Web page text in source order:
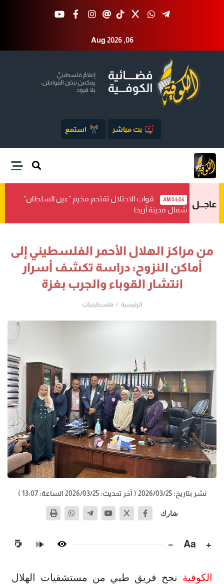
Aug 2026 ,06
بث مباشر استمع
عاجـــل 04:06 AM
قوات الاحتلال تقتحم مخيم "عين السلطان"
شمال مدينة أريحا
من مراكز الهلال الأحمر الفلسطيني إلى
أماكن النزوح: دراسة تكشف أسرار
انتشار القوباء والجرب بغزة
الرئيسية فلسطينيات
نشر بتاريخ: 2026/03/25 ( آخر تحديث: 2026/03/25 الساعة: 13:07 )
شارك
+
Aa
−
🔊
الكوفية نجح فريق طبي من مستشفيات الهلال